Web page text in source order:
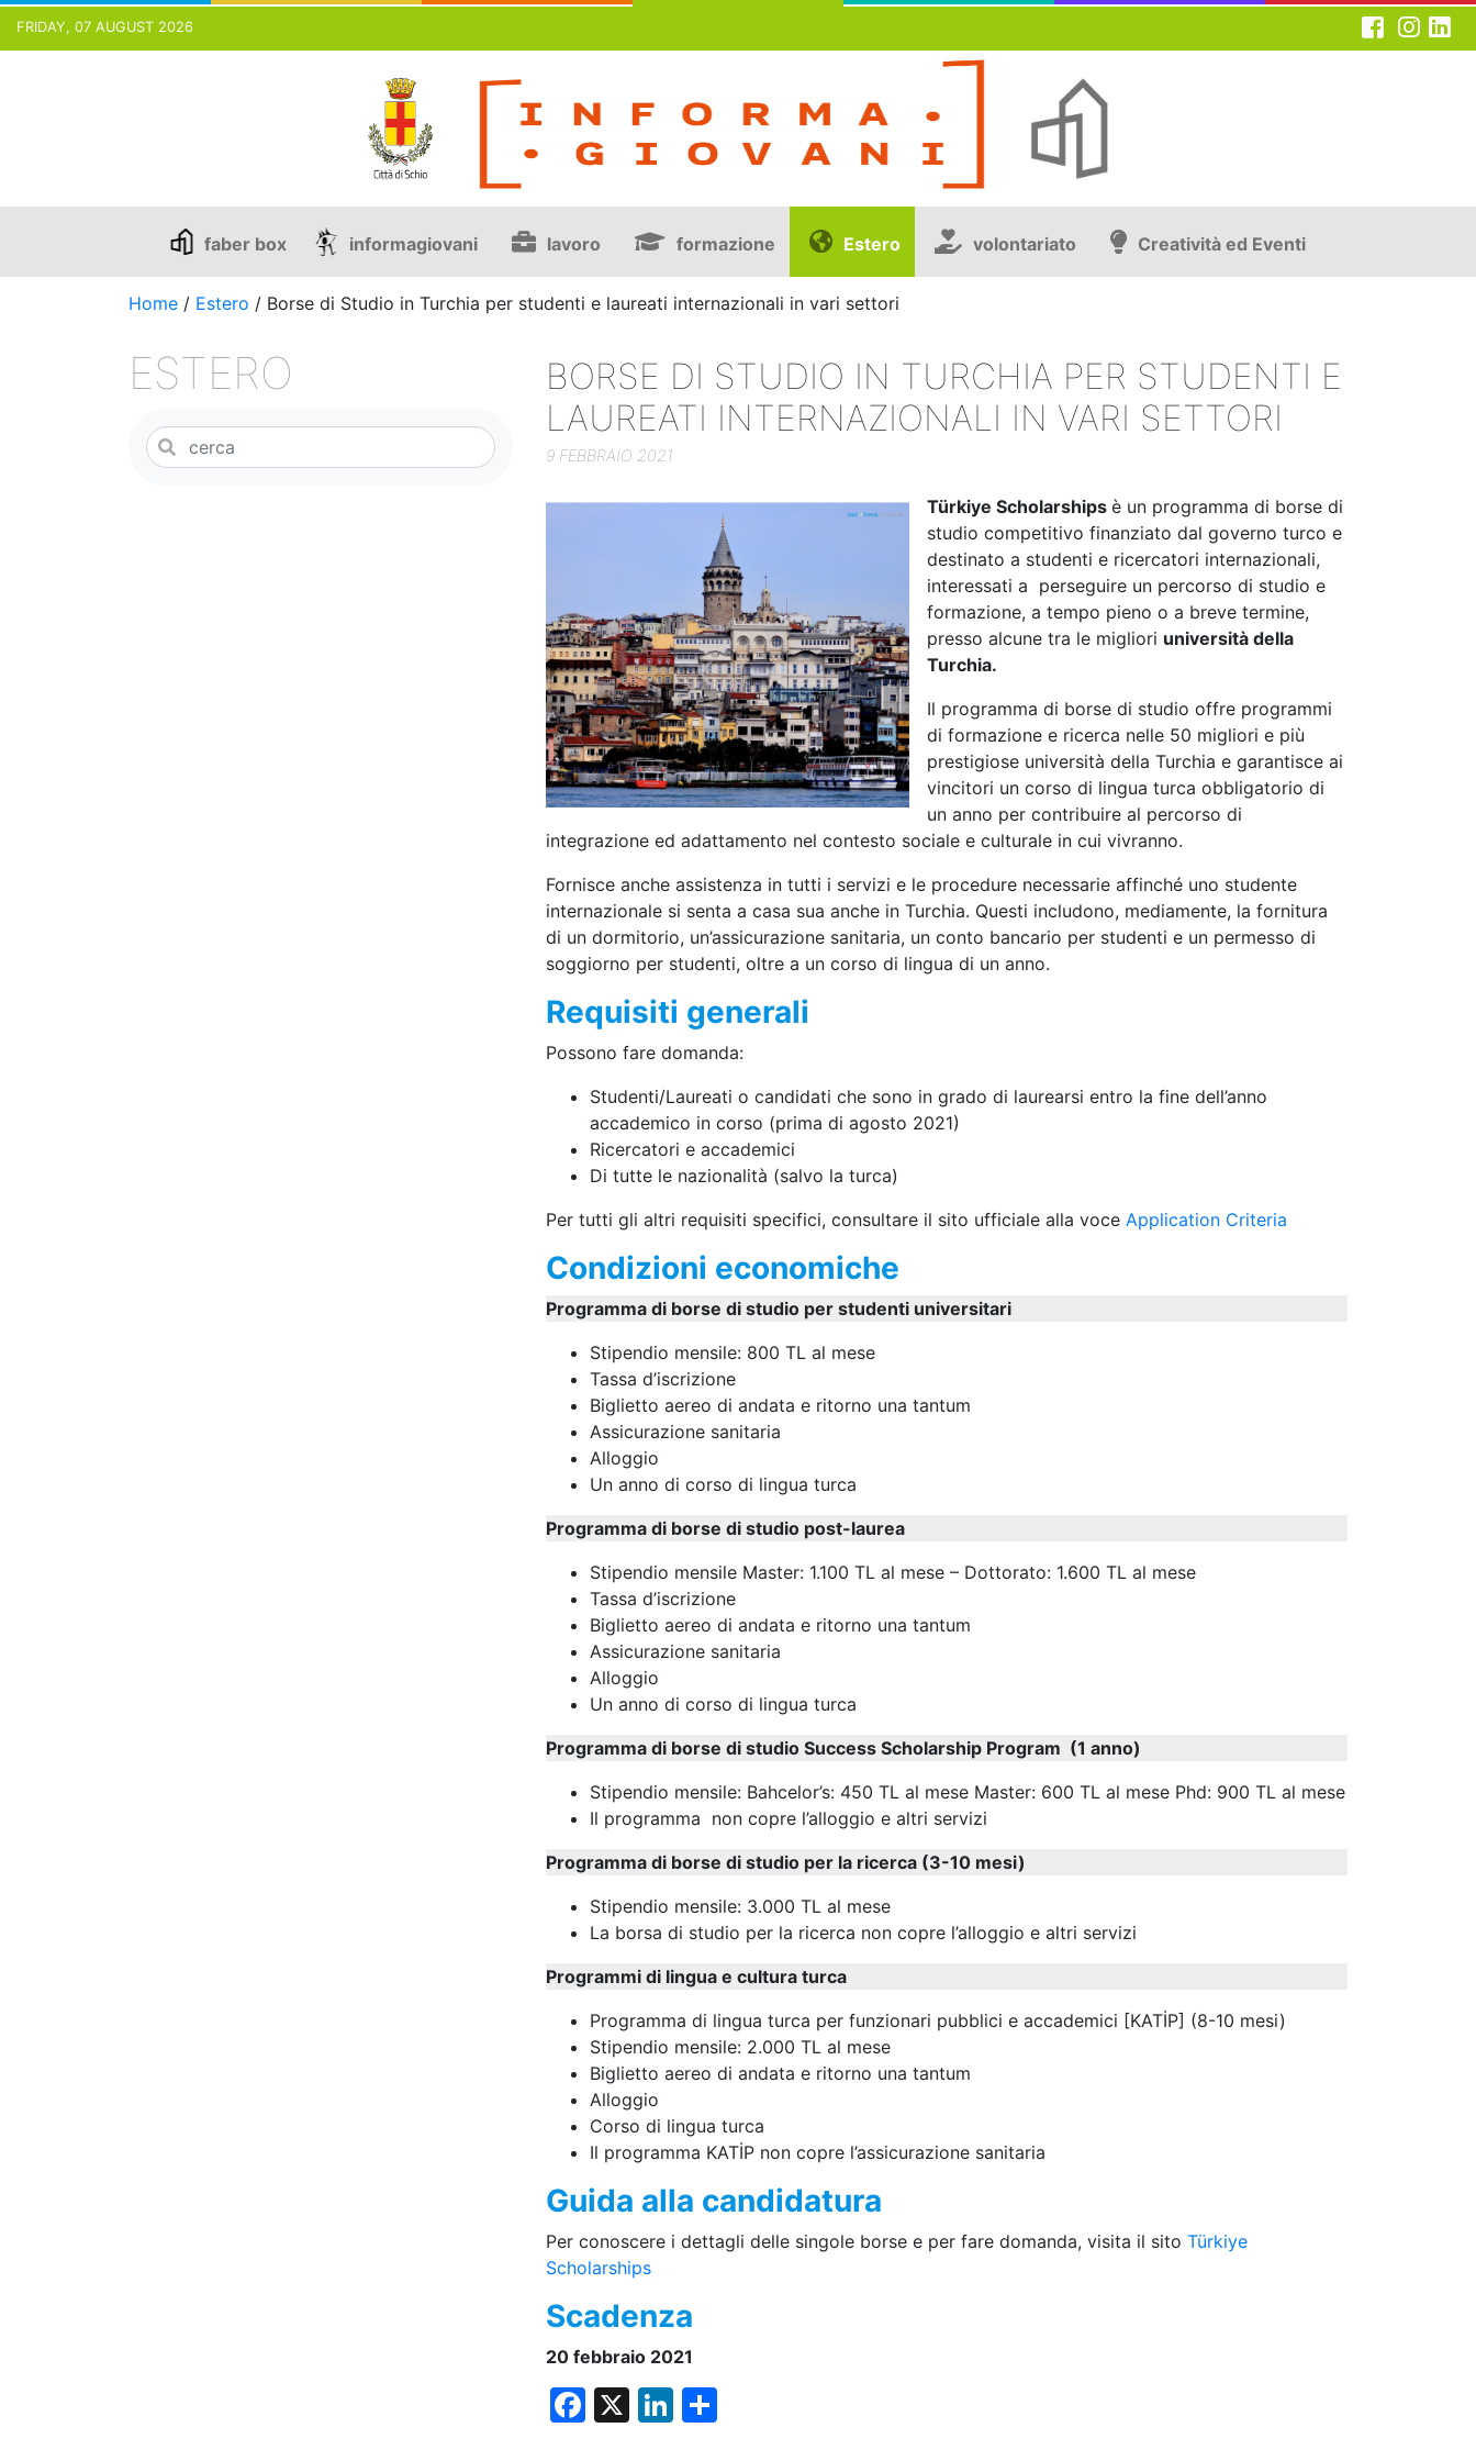
FRIDAY, 07 AUGUST 2026
faber box informagiovani lavoro formazione Estero volontariato Creatività ed Eventi
Home / Estero / Borse di Studio in Turchia per studenti e laureati internazionali in vari settori
BORSE DI STUDIO IN TURCHIA PER STUDENTI E
LAUREATI INTERNAZIONALI IN VARI SETTORI
9 FEBBRAIO 2021
Türkiye Scholarships è un programma di borse di
studio competitivo finanziato dal governo turco e
destinato a studenti e ricercatori internazionali,
interessati a perseguire un percorso di studio e
formazione, a tempo pieno o a breve termine,
presso alcune tra le migliori università della
Turchia.
Il programma di borse di studio offre programmi
di formazione e ricerca nelle 50 migliori e più
prestigiose università della Turchia e garantisce ai
vincitori un corso di lingua turca obbligatorio di
un anno per contribuire al percorso di
integrazione ed adattamento nel contesto sociale e culturale in cui vivranno.
Fornisce anche assistenza in tutti i servizi e le procedure necessarie affinché uno studente
internazionale si senta a casa sua anche in Turchia. Questi includono, mediamente, la fornitura
di un dormitorio, un’assicurazione sanitaria, un conto bancario per studenti e un permesso di
soggiorno per studenti, oltre a un corso di lingua di un anno.
Requisiti generali
Possono fare domanda:
Studenti/Laureati o candidati che sono in grado di laurearsi entro la fine dell’anno
accademico in corso (prima di agosto 2021)
Ricercatori e accademici
Di tutte le nazionalità (salvo la turca)
Per tutti gli altri requisiti specifici, consultare il sito ufficiale alla voce Application Criteria
Condizioni economiche
Programma di borse di studio per studenti universitari
Stipendio mensile: 800 TL al mese
Tassa d’iscrizione
Biglietto aereo di andata e ritorno una tantum
Assicurazione sanitaria
Alloggio
Un anno di corso di lingua turca
Programma di borse di studio post-laurea
Stipendio mensile Master: 1.100 TL al mese – Dottorato: 1.600 TL al mese
Tassa d’iscrizione
Biglietto aereo di andata e ritorno una tantum
Assicurazione sanitaria
Alloggio
Un anno di corso di lingua turca
Programma di borse di studio Success Scholarship Program (1 anno)
Stipendio mensile: Bahcelor’s: 450 TL al mese Master: 600 TL al mese Phd: 900 TL al mese
Il programma non copre l’alloggio e altri servizi
Programma di borse di studio per la ricerca (3-10 mesi)
Stipendio mensile: 3.000 TL al mese
La borsa di studio per la ricerca non copre l’alloggio e altri servizi
Programmi di lingua e cultura turca
Programma di lingua turca per funzionari pubblici e accademici [KATİP] (8-10 mesi)
Stipendio mensile: 2.000 TL al mese
Biglietto aereo di andata e ritorno una tantum
Alloggio
Corso di lingua turca
Il programma KATİP non copre l’assicurazione sanitaria
Guida alla candidatura
Per conoscere i dettagli delle singole borse e per fare domanda, visita il sito Türkiye
Scholarships
Scadenza
20 febbraio 2021
F
X
Li
ESTERO